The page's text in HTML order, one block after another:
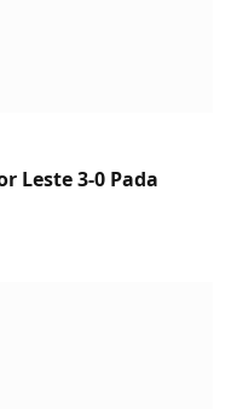
Leste 3-0 Pada